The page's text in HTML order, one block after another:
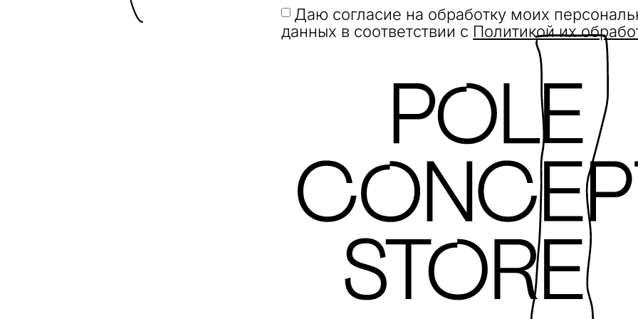
Даю согласие на обработку моих
данных в соответствии с Политикой их